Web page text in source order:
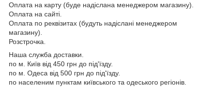
Оплата на карту (буде надіслана менеджером магазину).
Оплата на сайті.
Оплата по реквізитах (будуть надіслані менеджером
магазину).
Розстрочка.
Наша служба доставки.
по м. Київ від 450 грн до під'їзду.
по м. Одеса від 500 грн до під'їзду.
по населеним пунктам київського та одеського регіонів.